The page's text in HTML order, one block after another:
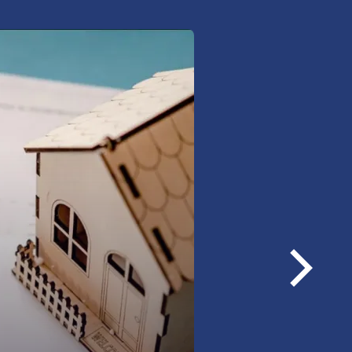
nieruchomości i
od nieprzewidzianych
również
w budowie i pod kredyt
zalanie, powódź.
loga